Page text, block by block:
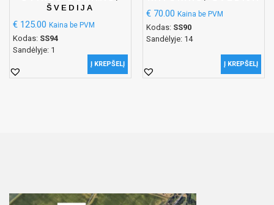
ŠVEDIJA
€ 125.00 Kaina be PVM
Kodas: SS94
Sandėlyje: 1
Į KREPŠELĮ
€ 70.00 Kaina be PVM
Kodas: SS90
Sandėlyje: 14
Į KREPŠELĮ